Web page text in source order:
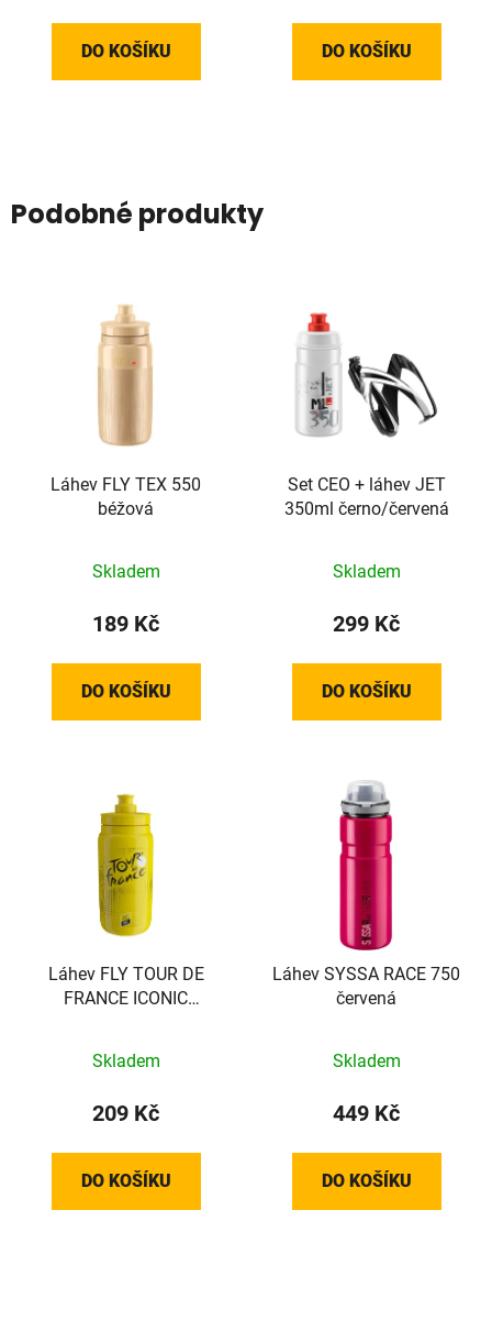
DO KOŠÍKU DO KOŠÍKU
Podobné produkty
Láhev FLY TEX 550
béžová
Skladem
189 Kč
DO KOŠÍKU
Set CEO + láhev JET
350ml černo/červená
Skladem
299 Kč
DO KOŠÍKU
Láhev FLY TOUR DE
FRANCE ICONIC
Skladem
209 Kč
DO KOŠÍKU
Láhev SYSSA RACE 750
červená
Skladem
449 Kč
DO KOŠÍKU